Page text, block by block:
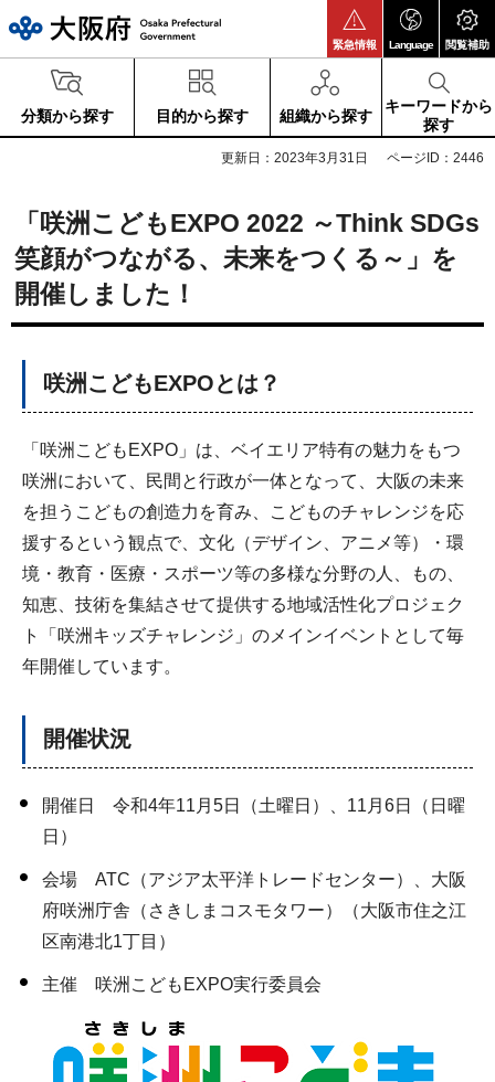
緊急情報 Language 閲覧補助
分類から探す 目的から探す 組織から探す
キーワードから
探す
更新日：2023年3月31日 ページID：2446
「咲洲こどもEXPO 2022 ～Think SDGs
笑顔がつながる、未来をつくる～」を
開催しました！
咲洲こどもEXPOとは？
「咲洲こどもEXPO」は、ベイエリア特有の魅力をもつ
咲洲において、民間と行政が一体となって、大阪の未来
を担うこどもの創造力を育み、こどものチャレンジを応
援するという観点で、文化（デザイン、アニメ等）・環
境・教育・医療・スポーツ等の多様な分野の人、もの、
知恵、技術を集結させて提供する地域活性化プロジェク
ト「咲洲キッズチャレンジ」のメインイベントとして毎
年開催しています。
開催状況
開催日 令和4年11月5日（土曜日）、11月6日（日曜
日）
会場 ATC（アジア太平洋トレードセンター）、大阪
府咲洲庁舎（さきしまコスモタワー）（大阪市住之江
区南港北1丁目）
主催 咲洲こどもEXPO実行委員会